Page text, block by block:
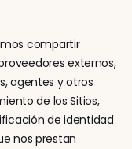
compartir
externos,
agentes y otros
de los Sitios,
de identidad
nos prestan